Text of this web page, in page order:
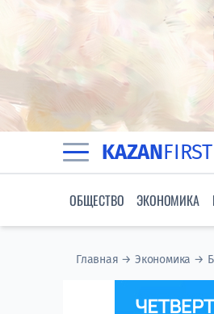
KAZANFIRST
ОБЩЕСТВО ЭКОНОМИКА
Главная →Экономика →